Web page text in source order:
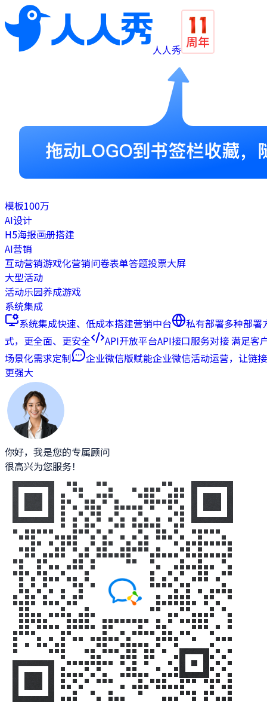
人人秀
模板100万
AI设计
H5海报画册搭建
AI营销
互动营销游戏化营销问卷表单答题投票大屏
大型活动
活动乐园养成游戏
系统集成
系统集成快速、低成本搭建营销中台 私有部署多种部署
式，更全面、更安全
API开放平台API接口服务对接 满足客
场景化需求定制
企业微信版赋能企业微信活动运营，让链接
更强大
你好，我是您的专属顾问
很高兴为您服务！